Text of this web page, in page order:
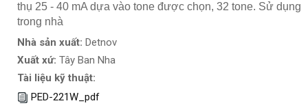
thụ 25 - 40 mA dựa vào tone được chọn, 32 tone. Sử dụng
trong nhà
Nhà sản xuất: Detnov
Xuất xứ: Tây Ban Nha
Tài liệu kỹ thuật:
PED-221W_pdf